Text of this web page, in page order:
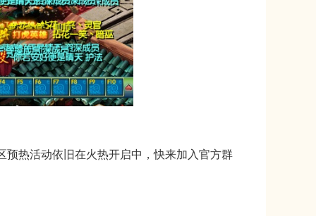
预热活动依旧在火热开启中，快来加入官方群